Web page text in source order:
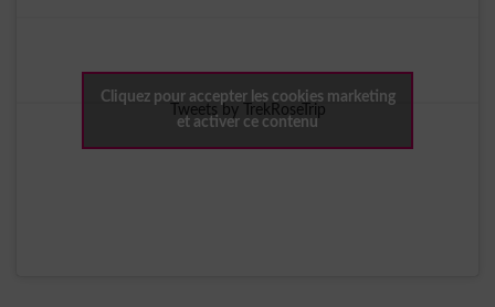
Tweets by TrekRoseTrip
Cliquez pour accepter les cookies marketing
et activer ce contenu